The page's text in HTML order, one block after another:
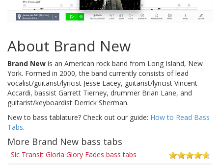
About Brand New
Brand New is an American rock band from Long Island, New
York. Formed in 2000, the band currently consists of lead
vocalist/guitarist/lyricist Jesse Lacey, guitarist/lyricist Vincent
Accardi, bassist Garrett Tierney, drummer Brian Lane, and
guitarist/keyboardist Derrick Sherman.
New to bass tablature? Check out our guide: How to Read Bass
Tabs.
More Brand New bass tabs
Sic Transit Gloria Glory Fades bass tabs